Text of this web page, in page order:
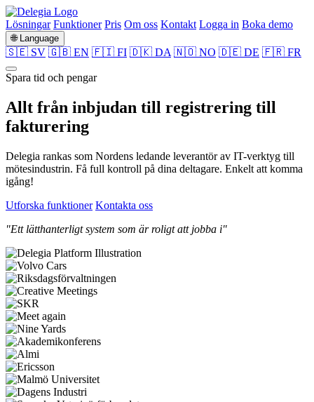
Lösningar Funktioner Pris Om oss Kontakt Logga in Boka demo
🌐 Language
🇸🇪 SV 🇬🇧 EN 🇫🇮 FI 🇩🇰 DA 🇳🇴 NO 🇩🇪 DE 🇫🇷 FR
Spara tid och pengar
Allt från inbjudan till registrering till
fakturering
Delegia rankas som Nordens ledande leverantör av IT-verktyg till
mötesindustrin. Få full kontroll på dina deltagare. Enkelt att komma
igång!
Utforska funktioner Kontakta oss
"Ett lätthanterligt system som är roligt att jobba i"